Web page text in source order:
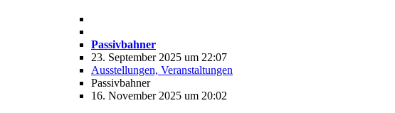
Passivbahner
23. September 2025 um 22:07
Ausstellungen, Veranstaltungen
Passivbahner
16. November 2025 um 20:02